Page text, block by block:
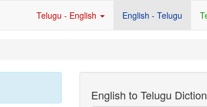
Telugu - English English - Telugu
English to Telugu